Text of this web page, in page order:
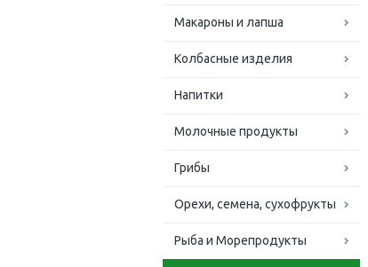
Макароны и лапша
Колбасные изделия
Напитки
Молочные продукты
Грибы
Орехи, семена, сухофрукты
Рыба и Морепродукты